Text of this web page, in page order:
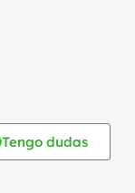
Tengo dudas